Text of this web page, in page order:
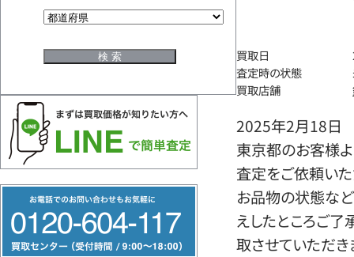
リ
ー
買取日
査定時の状態
買取店舗
2025年2月18日
東京都のお客様
査定をご依頼いた
お品物の状態など
えしたところご
取させていただき